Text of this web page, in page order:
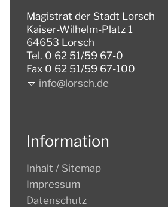
Magistrat der Stadt Lorsch
Kaiser-Wilhelm-Platz 1
64653 Lorsch
Tel. 0 62 51/59 67-0
Fax 0 62 51/59 67-100
nf
l rsch d
Information
Inhalt / Sitemap
Impressum
Datenschutz